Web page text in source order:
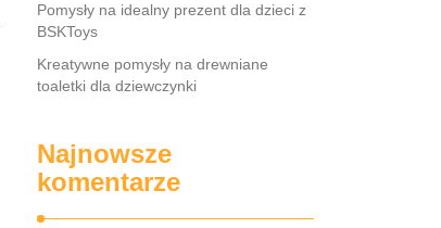
Pomysły na idealny prezent dla dzieci z
BSKToys
Kreatywne pomysły na drewniane
toaletki dla dziewczynki
Najnowsze
komentarze